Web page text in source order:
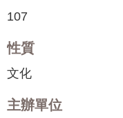
聞
活
動
107
性質
文化
主辦單位